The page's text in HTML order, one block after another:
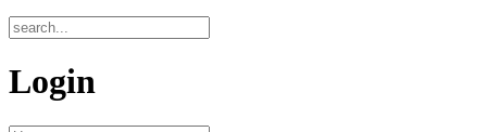
Login